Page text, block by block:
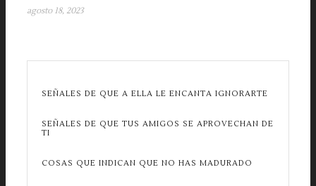
agosto 18, 2023
SEÑALES DE QUE A ELLA LE ENCANTA IGNORARTE
SEÑALES DE QUE TUS AMIGOS SE APROVECHAN DE
TI
COSAS QUE INDICAN QUE NO HAS MADURADO